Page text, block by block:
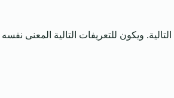
ويكون للتعريفات التالية المعنى